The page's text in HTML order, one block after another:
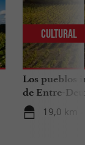
Los pueblos
de Entre-
19,0 km -
Cultural